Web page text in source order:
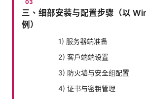
三、细部安装与配置步骤（以
例）
1) 服务器端准备
2) 客户端端设置
3) 防火墙与安全组配置
4) 证书与密钥管理